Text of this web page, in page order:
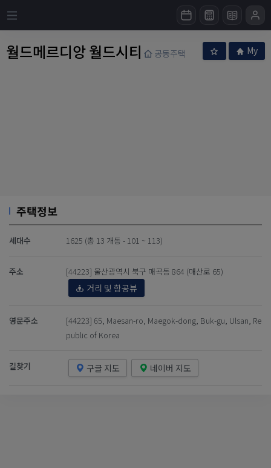
월드메르디앙 월드시티 공동주택 My
주택정보
세대수 1625 (총 13 개동 - 101 ~ 113)
주소 [44223] 울산광역시 북구 매곡동 864 (매산로 65)
거리 및 항공뷰
영문주소
[44223] 65, Maesan-ro, Maegok-dong, Buk-gu, Ulsan, Re
public of Korea
길찾기 구글 지도 네이버 지도